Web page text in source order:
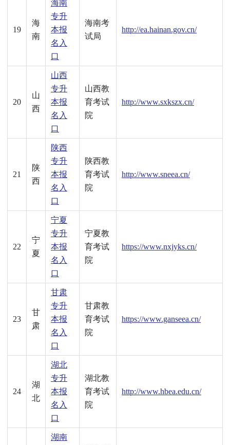
19
海
南
海南
专升
本报
名入
口
海南考
试局
http://ea.hainan.gov.cn/
20
山
西
山西
专升
本报
名入
口
山西教
育考试
院
http://www.sxkszx.cn/
21
陕
西
陕西
专升
本报
名入
口
陕西教
育考试
院
http://www.sneea.cn/
22
宁
夏
宁夏
专升
本报
名入
口
宁夏教
育考试
院
https://www.nxjyks.cn/
23
甘
肃
甘肃
专升
本报
名入
口
甘肃教
育考试
院
https://www.ganseea.cn/
24
湖
北
湖北
专升
本报
名入
口
湖北教
育考试
院
http://www.hbea.edu.cn/
湖南